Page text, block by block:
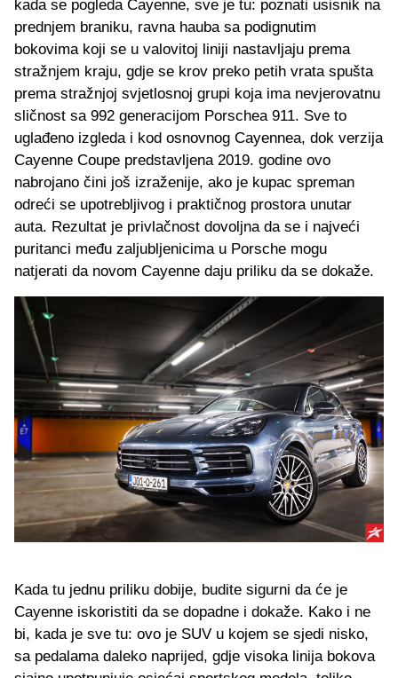
kada se pogleda Cayenne, sve je tu: poznati usisnik na
prednjem braniku, ravna hauba sa podignutim
bokovima koji se u valovitoj liniji nastavljaju prema
stražnjem kraju, gdje se krov preko petih vrata spušta
prema stražnjoj svjetlosnoj grupi koja ima nevjerovatnu
sličnost sa 992 generacijom Porschea 911. Sve to
uglađeno izgleda i kod osnovnog Cayennea, dok verzija
Cayenne Coupe predstavljena 2019. godine ovo
nabrojano čini još izraženije, ako je kupac spreman
odreći se upotrebljivog i praktičnog prostora unutar
auta. Rezultat je privlačnost dovoljna da se i najveći
puritanci među zaljubljenicima u Porsche mogu
natjerati da novom Cayenne daju priliku da se dokaže.
Kada tu jednu priliku dobije, budite sigurni da će je
Cayenne iskoristiti da se dopadne i dokaže. Kako i ne
bi, kada je sve tu: ovo je SUV u kojem se sjedi nisko,
sa pedalama daleko naprijed, gdje visoka linija bokova